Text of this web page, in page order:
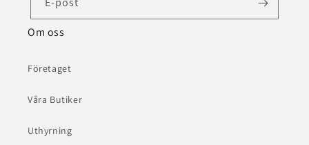
Om oss
Företaget
Våra Butiker
Uthyrning